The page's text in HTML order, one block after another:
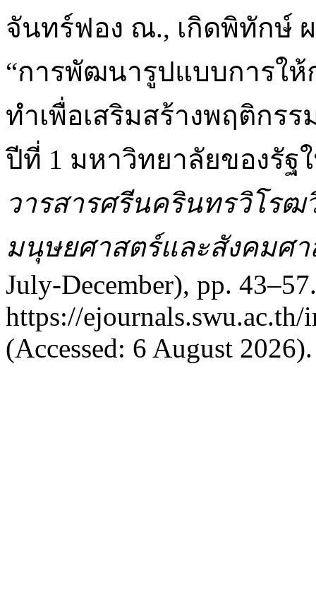
จันทร์ฟอง ณ., เกิดพิทักษ์
“การพัฒนารูปแบบการให้
ทำเพื่อเสริมสร้างพฤติกร
ปีที่ 1 มหาวิทยาลัยของรัฐ
วารสารศรีนครินทรวิโร
มนุษยศาสตร์และสังคมศา
July-December), pp.
https://
(Accessed: 6 August 2026).